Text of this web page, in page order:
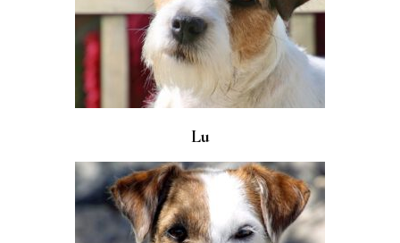
Lu